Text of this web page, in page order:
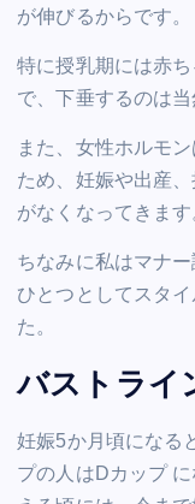
が伸びるからです。
特に授乳期には赤
で、下垂するのは
また、女性ホルモ
ため、妊娠や出産
がなくなってきます
ちなみに私はマナ
ひとつとしてスタ
た。
バストライ
妊娠5か月頃になる
プの人はDカップ